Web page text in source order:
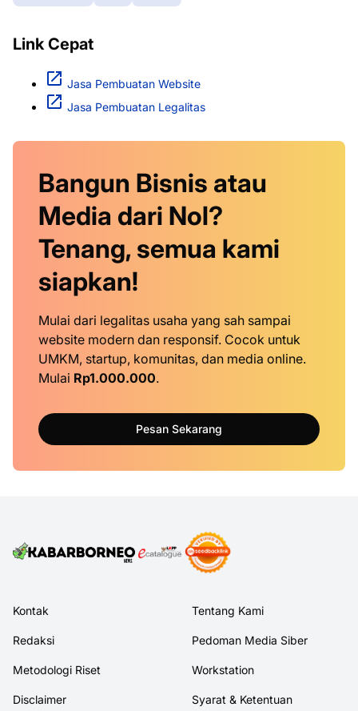
Link Cepat
Jasa Pembuatan Website
Jasa Pembuatan Legalitas
Bangun Bisnis atau
Media dari Nol?
Tenang, semua kami
siapkan!
Mulai dari legalitas usaha yang sah sampai
website modern dan responsif. Cocok untuk
UMKM, startup, komunitas, dan media online.
Mulai Rp1.000.000.
Pesan Sekarang
Kontak Tentang Kami
Redaksi Pedoman Media Siber
Metodologi Riset Workstation
Disclaimer Syarat & Ketentuan